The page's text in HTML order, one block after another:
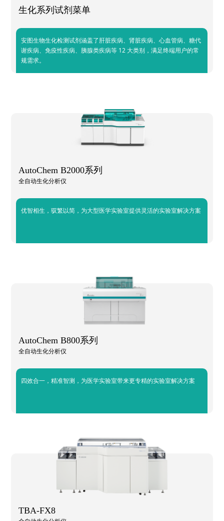
生化系列试剂菜单
安图生物生化检测试剂涵盖了肝脏疾病、肾脏疾病、心血管病、糖代
谢疾病、免疫性疾病、胰腺类疾病等 12 大类别，满足终端用户的常
规需求。
AutoChem B2000系列
全自动生化分析仪
优智相生，驭繁以简，为大型医学实验室提供灵活的实验室解决方案
AutoChem B800系列
全自动生化分析仪
四效合一，精准智测，为医学实验室带来更专精的实验室解决方案
TBA-FX8